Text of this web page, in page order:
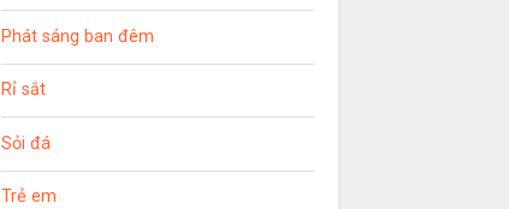
Phát sáng ban đêm
Rỉ sắt
Sỏi đá
Trẻ em